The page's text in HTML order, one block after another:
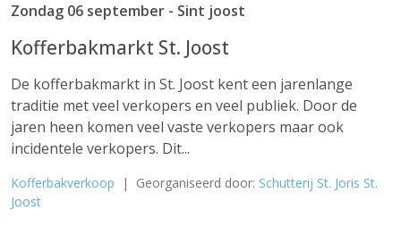
Zondag 06 september - Sint joost
Kofferbakmarkt St. Joost
De kofferbakmarkt in St. Joost kent een jarenlange
traditie met veel verkopers en veel publiek. Door de
jaren heen komen veel vaste verkopers maar ook
incidentele verkopers. Dit...
Kofferbakverkoop | Georganiseerd door: Schutterij St. Joris St.
Joost